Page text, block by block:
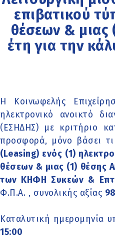
επιβατικού
θέσεων & μιας
έτη για την
Η Κοινωφελής
ηλεκτρονικό ανοικτό
(ΕΣΗΔΗΣ) με κριτήριο
προσφορά, μόνο βάσει
(Leasing) ενός (1)
θέσεων & μιας (1) θέσης
των ΚΗΦΗ Συκεών &
Φ.Π.Α. , συνολικής αξίας
Καταλυτική ημερομηνία
15:00